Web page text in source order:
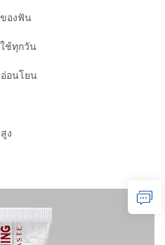
องฟัน
ช้ทุกวัน
อนโยน
ง